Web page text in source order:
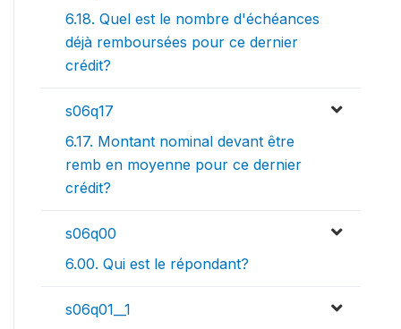
6.18. Quel est le nombre d'échéances
déjà remboursées pour ce dernier
crédit?
s06q17
6.17. Montant nominal devant être
remb en moyenne pour ce dernier
crédit?
s06q00
6.00. Qui est le répondant?
s06q01__1